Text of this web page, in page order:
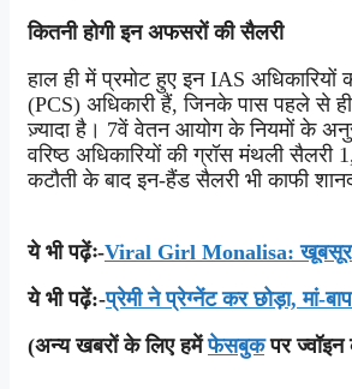
कितनी होगी इन अफसरों की सैलरी
हाल ही में प्रमोट हुए इन IAS
(PCS) अधिकारी हैं, जिनके पास पहले से
ज़्यादा है। 7वें वेतन आयोग के नियमों के
वरिष्ठ अधिकारियों की ग्रॉस मंथली
कटौती के बाद इन-हैंड सैलरी भी काफी
ये भी पढ़ेंः-Viral Girl Monalisa:
ये भी पढ़ें:-प्रेमी ने प्रेग्नेंट कर छोड़ा, मां-
(अन्य खबरों के लिए हमेंफेसबुकपर